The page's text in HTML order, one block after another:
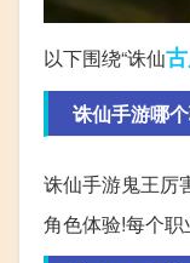
以下围绕“诛仙
诛仙手游哪
诛仙手游鬼王厉
角色体验!每个职